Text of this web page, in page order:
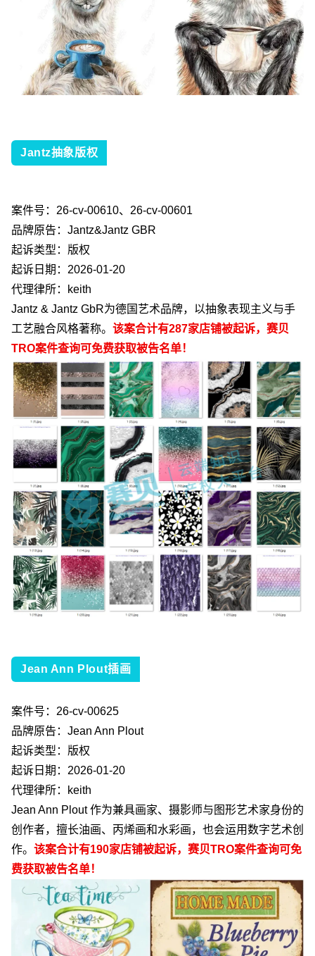
Jantz抽象版权
案件号： 26-cv-00610、 26-cv-00601
品牌原告： Jantz&Jantz GBR
起诉类型：版权
起诉日期： 2026-01-20
代理律所：
keith
Jantz & Jantz GbR为德国艺术品牌，以抽象表现主义与手
工艺融合风格著称。 该案合计有287家店铺被起诉，赛贝
TRO案件查询可免费获取被告名单！
Jean Ann Plout插画
案件号： 26-cv-00625
品牌原告： Jean Ann Plout
起诉类型：版权
起诉日期： 2026-01-20
代理律所：
keith
Jean Ann Plout作为兼具画家、摄影师与图形艺术家身份的
创作者，擅长油画、丙烯画和水彩画，也会运用数字艺术创
作。 该案合计有190家店铺被起诉，赛贝TRO案件查询可免
费获取被告名单！